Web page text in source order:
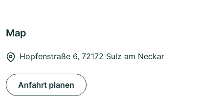
Map
Hopfenstraße 6, 72172 Sulz am Neckar
Anfahrt planen